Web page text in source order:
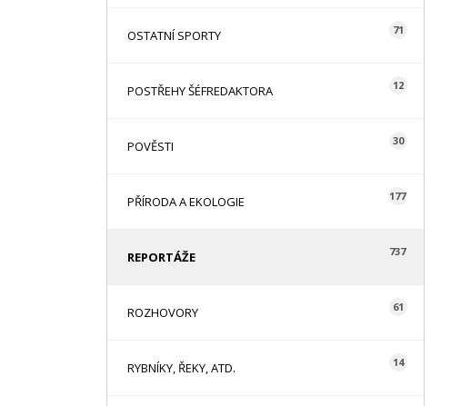
OSTATNÍ SPORTY 71
POSTŘEHY ŠÉFREDAKTORA 12
POVĚSTI 30
PŘÍRODA A EKOLOGIE 177
REPORTÁŽE 737
ROZHOVORY 61
RYBNÍKY, ŘEKY, ATD. 14